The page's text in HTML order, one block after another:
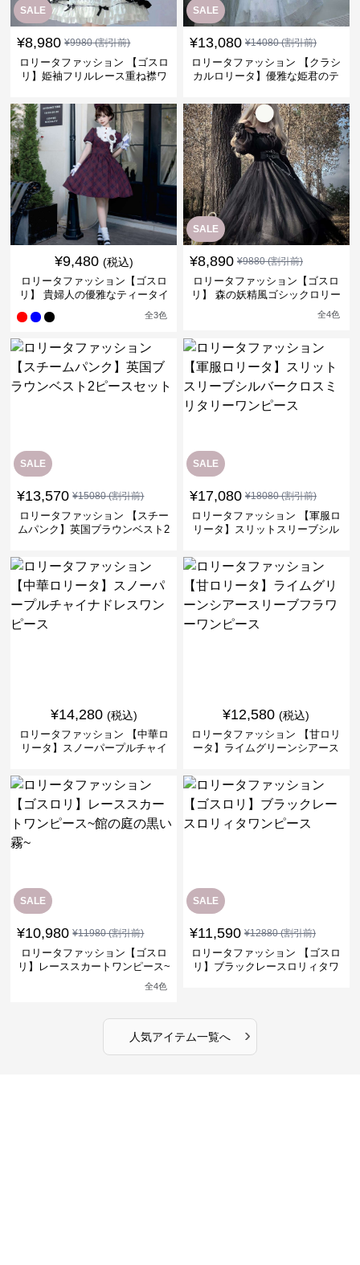
SALE
¥8,980 ¥9980(割引前)
ロリータファッション 【ゴスロ
リ】姫袖フリルレース重ね襟ワ
SALE
¥13,080 ¥14080(割引前)
ロリータファッション 【クラシ
カルロリータ】優雅な姫君のテ
¥9,480 (税込)
ロリータファッション【ゴスロ
リ】 貴婦人の優雅なティータイ
全3色
SALE
¥8,890 ¥9880(割引前)
ロリータファッション【ゴスロ
リ】 森の妖精風ゴシックロリー
全4色
SALE
¥13,570 ¥15080(割引前)
ロリータファッション 【スチー
ムパンク】英国ブラウンベスト2
SALE
¥17,080 ¥18080(割引前)
ロリータファッション 【軍服ロ
リータ】スリットスリーブシル
¥14,280 (税込)
ロリータファッション 【中華ロ
リータ】スノーパープルチャイ
¥12,580 (税込)
ロリータファッション 【甘ロリ
ータ】ライムグリーンシアース
SALE
¥10,980 ¥11980(割引前)
ロリータファッション【ゴスロ
リ】レーススカートワンピース~
全4色
SALE
¥11,590 ¥12880(割引前)
ロリータファッション 【ゴスロ
リ】ブラックレースロリィタワ
人気アイテム一覧へ ›